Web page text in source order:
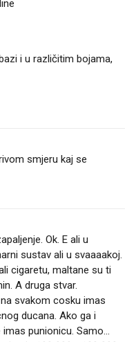
i u različitim bojama,
smjeru kaj se
Ok. E ali u
sustav ali u svaaaakoj.
cigaretu, maltane su ti
A druga stvar.
svakom cosku imas
ducana. Ako ga i
punionicu. Samo...